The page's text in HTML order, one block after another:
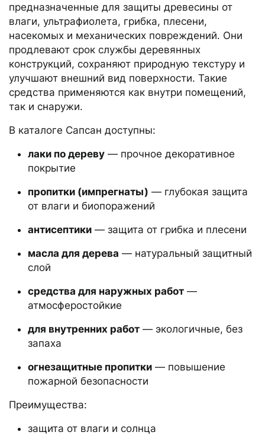
предназначенные для защиты древесины от
влаги, ультрафиолета, грибка, плесени,
насекомых и механических повреждений. Они
продлевают срок службы деревянных
конструкций, сохраняют природную текстуру и
улучшают внешний вид поверхности. Такие
средства применяются как внутри помещений,
так и снаружи.
В каталоге Сапсан доступны:
лаки по дереву — прочное декоративное
покрытие
пропитки (импрегнаты) — глубокая защита
от влаги и биопоражений
антисептики — защита от грибка и плесени
масла для дерева — натуральный защитный
слой
средства для наружных работ —
атмосферостойкие
для внутренних работ — экологичные, без
запаха
огнезащитные пропитки — повышение
пожарной безопасности
Преимущества:
защита от влаги и солнца